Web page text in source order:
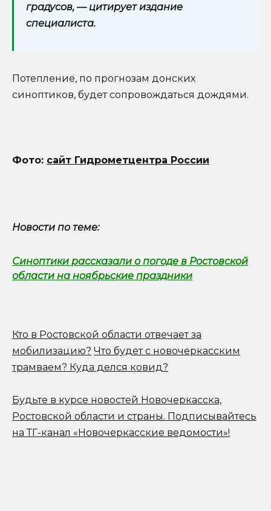
градусов, — цитирует издание
специалиста.
Потепление, по прогнозам донских
синоптиков, будет сопровождаться дождями.
Фото: сайт Гидрометцентра России
Новости по теме:
Синоптики рассказали о погоде в Ростовской
области на ноябрьские праздники
Кто в Ростовской области отвечает за
мобилизацию? Что будет с новочеркасским
трамваем? Куда делся ковид?
Будьте в курсе новостей Новочеркасска,
Ростовской области и страны. Подписывайтесь
на ТГ-канал «Новочеркасские ведомости»!